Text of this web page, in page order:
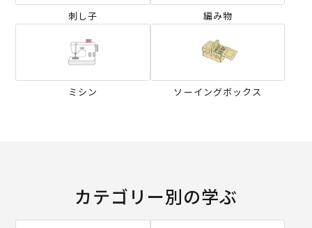
刺し子 編み物
ミシン ソーイングボックス
カテゴリー別の学ぶ